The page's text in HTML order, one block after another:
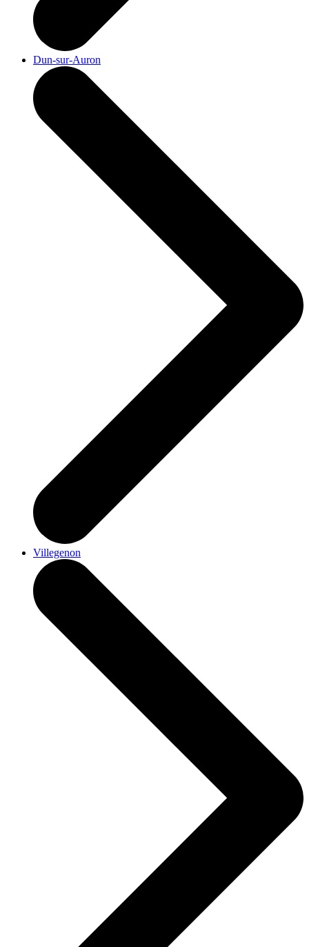
Dun-sur-Auron
Villegenon